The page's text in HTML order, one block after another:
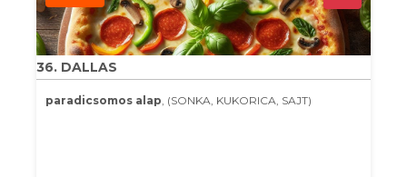
36. DALLAS
paradicsomos alap, (SONKA, KUKORICA, SAJT)